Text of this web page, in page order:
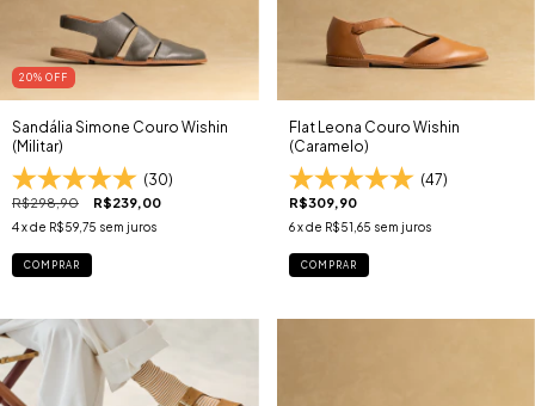
20% OFF
Sandália Simone Couro Wishin
(Militar)
(30)
R$298,90 R$239,00
4x de R$59,75 sem juros
COMPRAR
Flat Leona Couro Wishin
(Caramelo)
(47)
R$309,90
6 x de R$51,65 sem juros
COMPRAR